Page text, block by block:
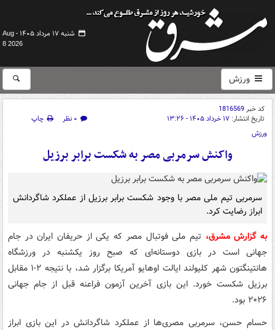
شنبه ۱۷ مرداد ۱۴۰۵ -
Aug
8 2026
ورزش
کد خبر1816569
تاریخ انتشار: ۱۷ خرداد ۱۴۰۵ - ۱۳:۲۶ ۰ نظر
چاپ
ورزش
واکنش سرمربی مصر به شکست برابر برزیل
سرمربی تیم ملی مصر با وجود شکست برابر برزیل از عملکرد شاگردانش
ابراز رضایت کرد.
به گزارش مشرق، تیم ملی فوتبال مصر که یکی از حریفان ایران در جام
جهانی است در بازی دوستانه‌ای که صبح روز یکشنبه در ورزشگاه
هانتینگتون شهر کلیولند ایالت اوهایو آمریکا برگزار شد، با نتیجه ۲-۱ مقابل
برزیل شکست خورد. این بازی آخرین آزمون فراعنه قبل از جام جهانی
۲۰۲۶ بود.
حسام حسن، سرمربی مصری‌ها از عملکرد شاگردانش در این بازی ابراز